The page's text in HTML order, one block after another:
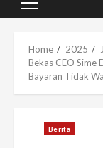
Primary
Home 2025
Bekas CEO
Bayaran Tidak
Berita